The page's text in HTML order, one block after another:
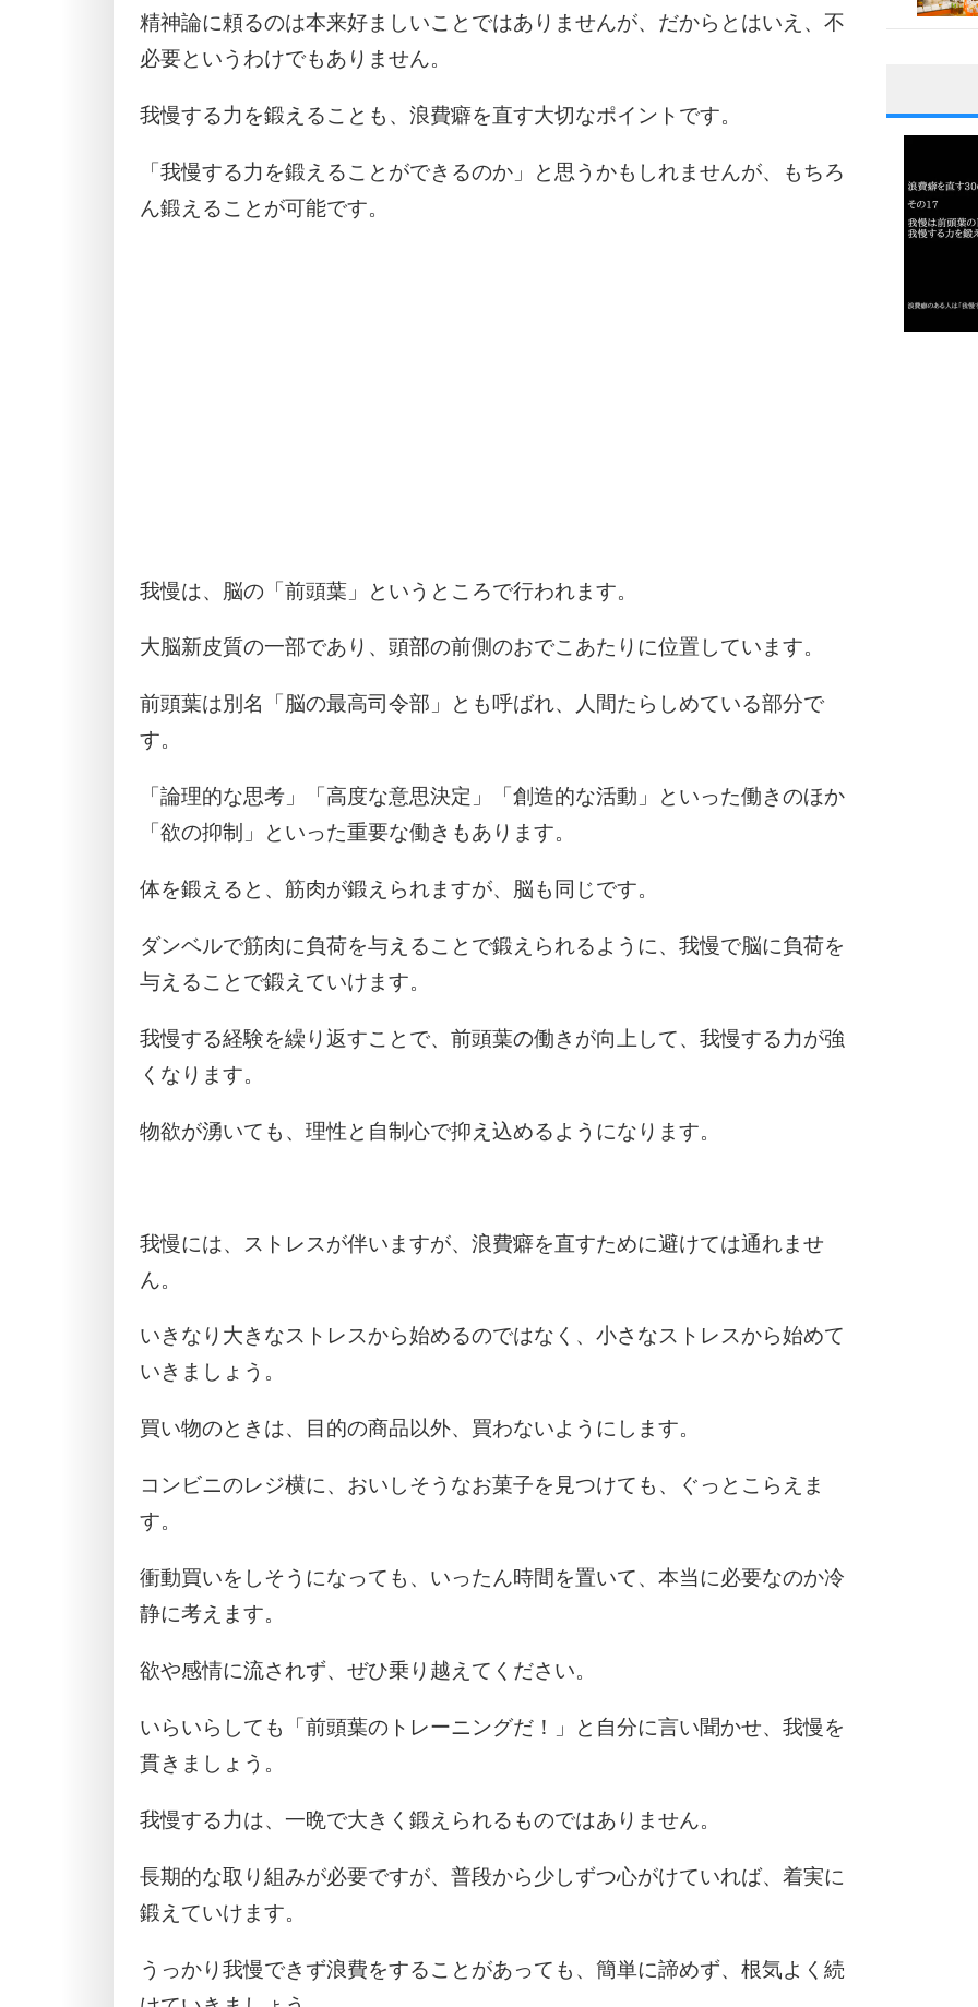
精神論に頼るのは本来好ましいことではありませんが、だからとはいえ、不
必要というわけでもありません。
我慢する力を鍛えることも、浪費癖を直す大切なポイントです。
「我慢する力を鍛えることができるのか」と思うかもしれませんが、もちろ
ん鍛えることが可能です。
我慢は、脳の「前頭葉」というところで行われます。
大脳新皮質の一部であり、頭部の前側のおでこあたりに位置しています。
前頭葉は別名「脳の最高司令部」とも呼ばれ、人間たらしめている部分で
す。
「論理的な思考」「高度な意思決定」「創造的な活動」といった働きのほか
「欲の抑制」といった重要な働きもあります。
体を鍛えると、筋肉が鍛えられますが、脳も同じです。
ダンベルで筋肉に負荷を与えることで鍛えられるように、我慢で脳に負荷を
与えることで鍛えていけます。
我慢する経験を繰り返すことで、前頭葉の働きが向上して、我慢する力が強
くなります。
物欲が湧いても、理性と自制心で抑え込めるようになります。
我慢には、ストレスが伴いますが、浪費癖を直すために避けては通れませ
ん。
いきなり大きなストレスから始めるのではなく、小さなストレスから始めて
いきましょう。
買い物のときは、目的の商品以外、買わないようにします。
コンビニのレジ横に、おいしそうなお菓子を見つけても、ぐっとこらえま
す。
衝動買いをしそうになっても、いったん時間を置いて、本当に必要なのか冷
静に考えます。
欲や感情に流されず、ぜひ乗り越えてください。
いらいらしても「前頭葉のトレーニングだ！」と自分に言い聞かせ、我慢を
貫きましょう。
我慢する力は、一晩で大きく鍛えられるものではありません。
長期的な取り組みが必要ですが、普段から少しずつ心がけていれば、着実に
鍛えていけます。
うっかり我慢できず浪費をすることがあっても、簡単に諦めず、根気よく続
1
3